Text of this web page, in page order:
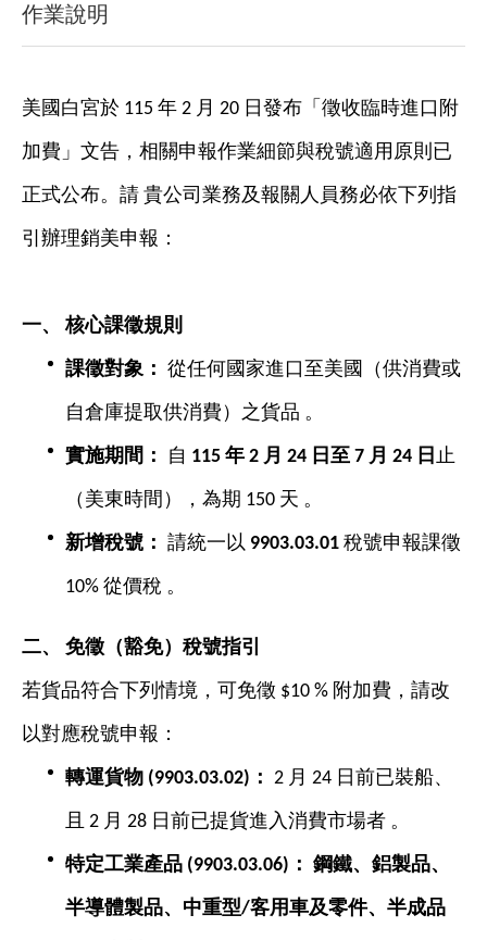
作業說明
美國白宮於 115 年 2 月 20 日發布「徵收臨時進口附
加費」文告，相關申報作業細節與稅號適用原則已
正式公布。請 貴公司業務及報關人員務必依下列指
引辦理銷美申報：
一、核心課徵規則
課徵對象： 從任何國家進口至美國（供消費或
自倉庫提取供消費）之貨品 。
實施期間： 自 115 年 2 月 24 日至 7 月 24 日 止
（美東時間），為期 150 天 。
新增稅號： 請統一以 9903.03.01 稅號申報課徵
10% 從價稅 。
二、 免徵（豁免）稅號指引
若貨品符合下列情境，可免徵 $10 % 附加費，請改
以對應稅號申報：
轉運貨物 (9903.03.02) ： 2 月 24 日前已裝船、
且 2 月 28 日前已提貨進入消費市場者 。
特定工業產品 (9903.03.06) ： 鋼鐵、鋁製品、
半導體製品、中重型/客用車及零件、半成品